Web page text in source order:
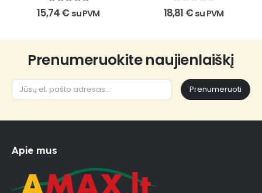
5out of 5
15,74€ su PVM 0out of 5
18,81 € su PVM
Prenumeruokite naujienlaiškį
Prenumeruoti
Apie mus